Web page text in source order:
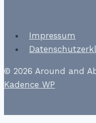
Impressum
© 2026 Around and
Kadence WP